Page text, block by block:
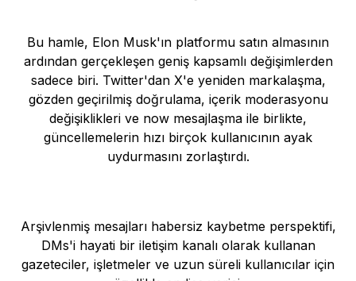
Bu hamle, Elon Musk'ın platformu satın almasının
ardından gerçekleşen geniş kapsamlı değişimlerden
sadece biri. Twitter'dan X'e yeniden markalaşma,
gözden geçirilmiş doğrulama, içerik moderasyonu
değişiklikleri ve now mesajlaşma ile birlikte,
güncellemelerin hızı birçok kullanıcının ayak
uydurmasını zorlaştırdı.
Arşivlenmiş mesajları habersiz kaybetme perspektifi,
DMs'i hayati bir iletişim kanalı olarak kullanan
gazeteciler, işletmeler ve uzun süreli kullanıcılar için